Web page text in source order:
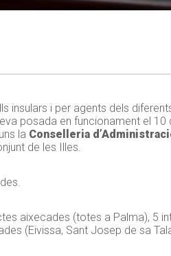
insulars i per agents dels
posada en funcionament el 10
la Conselleria
de les Illes.
aixecades (totes a Palma), 5
(Eivissa, Sant Josep de sa